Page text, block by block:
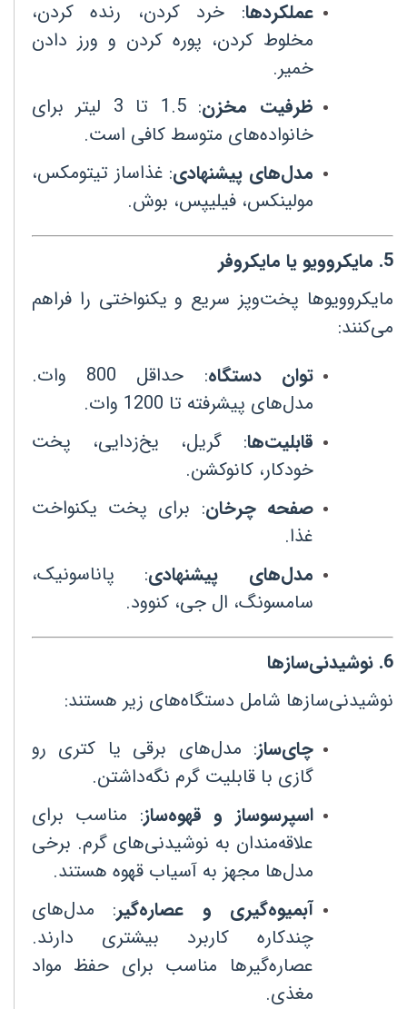
عملکردها: خرد کردن، رنده کردن،
مخلوط کردن، پوره کردن و ورز دادن
خمیر.
ظرفیت مخزن:
1.5
تا 3 لیتر برای
خانواده‌های متوسط کافی است.
مدل‌های پیشنهادی: غذاساز تیتومکس،
مولینکس، فیلیپس، بوش.
5
. مایکروویو یا مایکروفر
مایکروویوها پخت‌وپز سریع و یکنواختی را فراهم
می‌کنند:
توان دستگاه:
حداقل 800 وات.
مدل‌های پیشرفته تا 1200 وات
.
قابلیت‌ها: گریل، یخ‌زدایی، پخت
خودکار، کانوکشن.
صفحه چرخان: برای پخت یکنواخت
غذا.
مدل‌های پیشنهادی: پاناسونیک،
سامسونگ، ال جی، کنوود.
6
. نوشیدنی‌سازها
نوشیدنی‌سازها شامل دستگاه‌های زیر هستند:
چای‌ساز: مدل‌های برقی یا کتری رو
گازی با قابلیت گرم نگه‌داشتن.
اسپرسوساز و قهوه‌ساز: مناسب برای
علاقه‌مندان به نوشیدنی‌های گرم. برخی
مدل‌ها مجهز به آسیاب قهوه هستند.
آبمیوه‌گیری و عصاره‌گیر: مدل‌های
چندکاره کاربرد بیشتری دارند.
عصاره‌گیرها مناسب برای حفظ مواد
مغذی.